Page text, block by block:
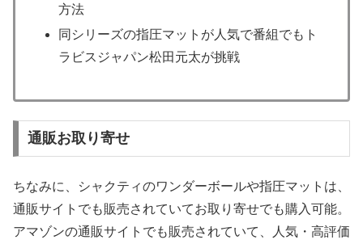
方法
同シリーズの指圧マットが人気で番組でもト
ラビスジャパン松田元太が挑戦
通販お取り寄せ
ちなみに、シャクティのワンダーボールや指圧マットは、
通販サイトでも販売されていてお取り寄せでも購入可能。
アマゾンの通販サイトでも販売されていて、人気・高評価